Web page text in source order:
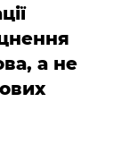
а не